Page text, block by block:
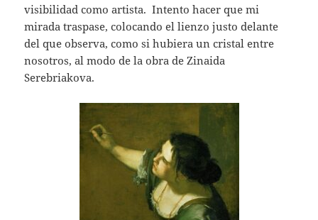
visibilidad como artista. Intento hacer que mi
mirada traspase, colocando el lienzo justo delante
del que observa, como si hubiera un cristal entre
nosotros, al modo de la obra de Zinaida
Serebriakova.